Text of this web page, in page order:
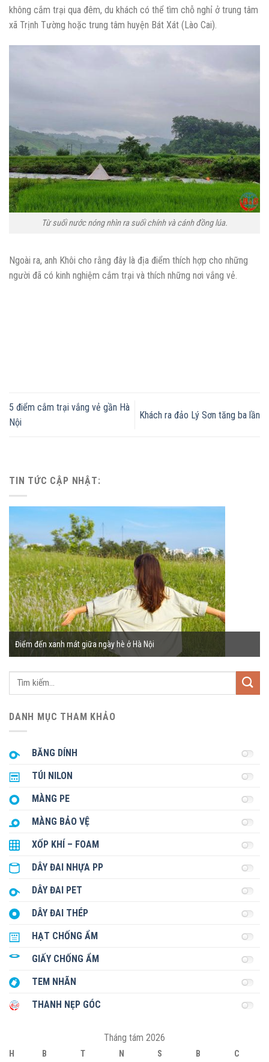
không cắm trại qua đêm, du khách có thể tìm chỗ nghỉ ở trung tâm
xã Trịnh Tường hoặc trung tâm huyện Bát Xát (Lào Cai).
Từ suối nước nóng nhìn ra suối chính và cánh đồng lúa.
Ngoài ra, anh Khôi cho rằng đây là địa điểm thích hợp cho những
người đã có kinh nghiệm cắm trại và thích những nơi vắng vẻ.
5 điểm cắm trại vắng vẻ gần Hà
Nội
Khách ra đảo Lý Sơn tăng ba lần
TIN TỨC CẬP NHẬT:
Điểm đến xanh mát giữa ngày hè ở Hà Nội
Tìm
DANH MỤC THAM KHẢO
BĂNG DÍNH
TÚI NILON
MÀNG PE
MÀNG BẢO VỆ
XỐP KHÍ – FOAM
DÂY ĐAI NHỰA PP
DÂY ĐAI PET
DÂY ĐAI THÉP
HẠT CHỐNG ẨM
GIẤY CHỐNG ẨM
TEM NHÃN
THANH NẸP GÓC
Tháng tám 2026
H B T N S B
C